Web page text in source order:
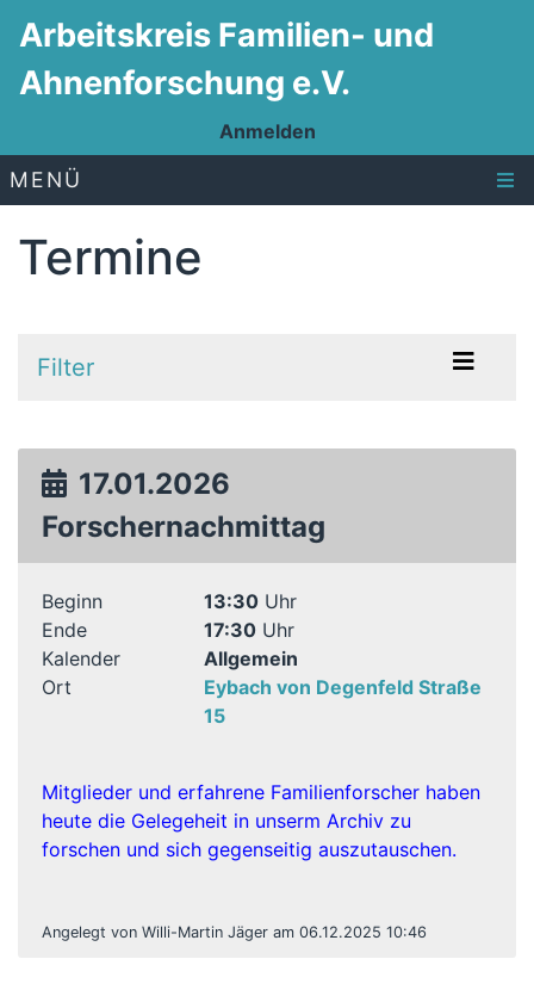
Arbeitskreis Familien- und
Ahnenforschung e.V.
Anmelden
MENÜ
Termine
Filter
17.01.2026
Forschernachmittag
Beginn 13:30Uhr
Ende
17:30Uhr
Kalender
Allgemein
Ort
Eybach von Degenfeld Straße
15
Mitglieder und erfahrene Familienforscher haben
heute die Gelegeheit in unserm Archiv zu
forschen und sich gegenseitig auszutauschen.
Angelegt von Willi-Martin Jäger am 06.12.2025 10:46